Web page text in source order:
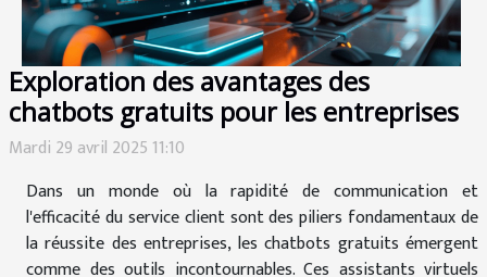
Exploration des avantages des
chatbots gratuits pour les entreprises
Mardi 29 avril 2025 11:10
Dans un monde où la rapidité de communication et
l'efficacité du service client sont des piliers fondamentaux de
la réussite des entreprises, les chatbots gratuits émergent
comme des outils incontournables. Ces assistants virtuels